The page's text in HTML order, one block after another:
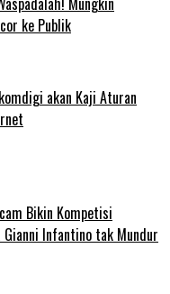
ke Publik
akan Kaji Aturan
Bikin Kompetisi
Infantino tak Mundur